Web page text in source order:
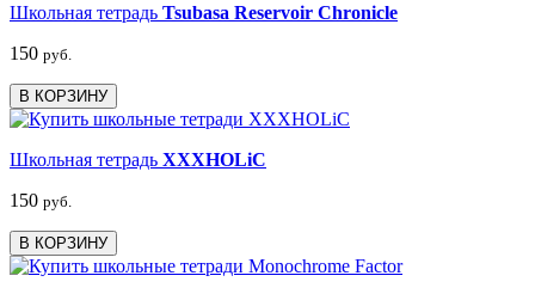
Школьная тетрадь Tsubasa Reservoir Chronicle
150 руб.
В КОРЗИНУ
Школьная тетрадь XXXHOLiC
150 руб.
В КОРЗИНУ